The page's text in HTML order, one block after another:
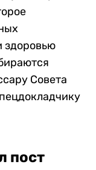
здоровью
Совета
пост